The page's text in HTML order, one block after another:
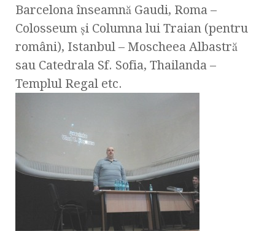
Barcelona înseamnă Gaudi, Roma –
Colosseum şi Columna lui Traian (pentru
români), Istanbul – Moscheea Albastră
sau Catedrala Sf. Sofia, Thailanda –
Templul Regal etc.